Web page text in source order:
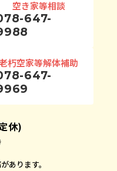
空き家等相談
647-
朽空家等解体補助
647-
休)
あります。